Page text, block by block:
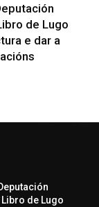
de Lugo
e dar a
de Lugo